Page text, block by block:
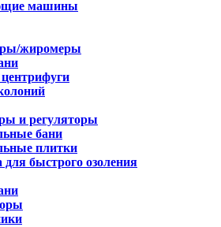
машины
жиромеры
и регуляторы
бани
плитки
для быстрого озоления